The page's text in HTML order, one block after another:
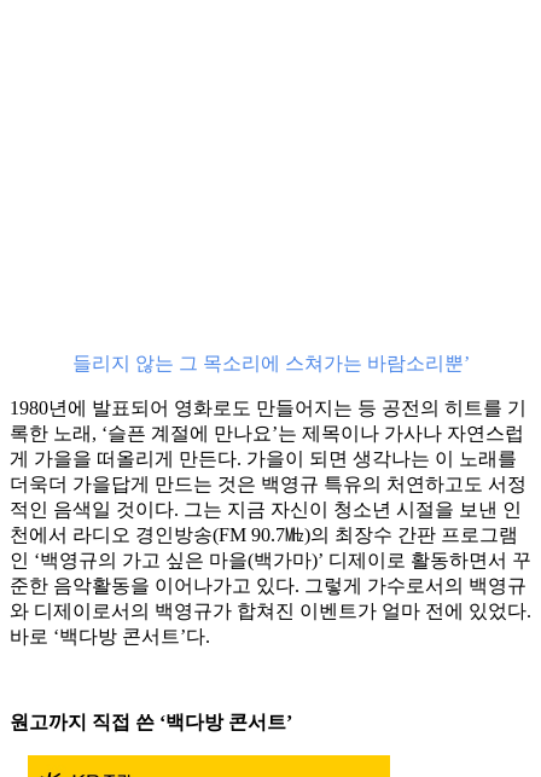
들리지 않는 그 목소리에 스쳐가는 바람소리뿐’
1980년에 발표되어 영화로도 만들어지는 등 공전의 히트를 기
록한 노래, ‘슬픈 계절에 만나요’는 제목이나 가사나 자연스럽
게 가을을 떠올리게 만든다. 가을이 되면 생각나는 이 노래를
더욱더 가을답게 만드는 것은 백영규 특유의 처연하고도 서정
적인 음색일 것이다. 그는 지금 자신이 청소년 시절을 보낸 인
천에서 라디오 경인방송(FM 90.7㎒)의 최장수 간판 프로그램
인 ‘백영규의 가고 싶은 마을(백가마)’ 디제이로 활동하면서 꾸
준한 음악활동을 이어나가고 있다. 그렇게 가수로서의 백영규
와 디제이로서의 백영규가 합쳐진 이벤트가 얼마 전에 있었다.
바로 ‘백다방 콘서트’다.
원고까지 직접 쓴 ‘백다방 콘서트’